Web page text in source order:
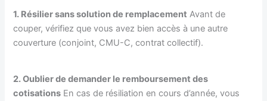
1. Résilier sans solution de remplacement Avant de
couper, vérifiez que vous avez bien accès à une autre
couverture (conjoint, CMU-C, contrat collectif).
2. Oublier de demander le remboursement des
cotisations En cas de résiliation en cours d’année, vous